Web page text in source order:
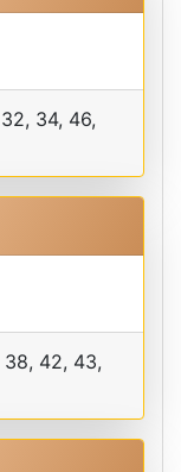
34, 46,
38, 42, 43,